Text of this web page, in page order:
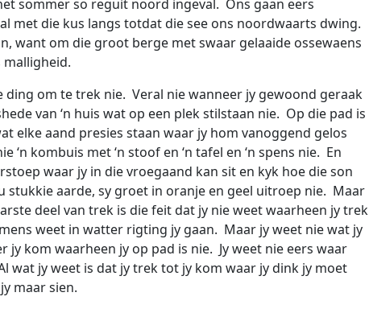
sommer so reguit noord ingeval. Ons gaan eers
met die kus langs totdat die see ons noordwaarts dwing.
want om die groot berge met swaar gelaaide ossewaens
ding om te trek nie. Veral nie wanneer jy gewoond geraak
van ‘n huis wat op een plek stilstaan nie. Op die pad is
elke aand presies staan waar jy hom vanoggend gelos
‘n kombuis met ‘n stoof en ‘n tafel en ‘n spens nie. En
waar jy in die vroegaand kan sit en kyk hoe die son
stukkie aarde, sy groet in oranje en geel uitroep nie. Maar
deel van trek is die feit dat jy nie weet waarheen jy trek
weet in watter rigting jy gaan. Maar jy weet nie wat jy
jy kom waarheen jy op pad is nie. Jy weet nie eers waar
wat jy weet is dat jy trek tot jy kom waar jy dink jy moet
maar sien.